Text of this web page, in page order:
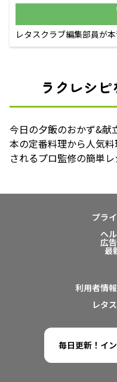
レタスクラブ編集部員が
ラクレシ
今日の夕飯のおかず&献
本の定番料理から人気
されるプロ監修の簡単
プラ
ヘ
広
最
利用者情
レタ
毎日更新！イ